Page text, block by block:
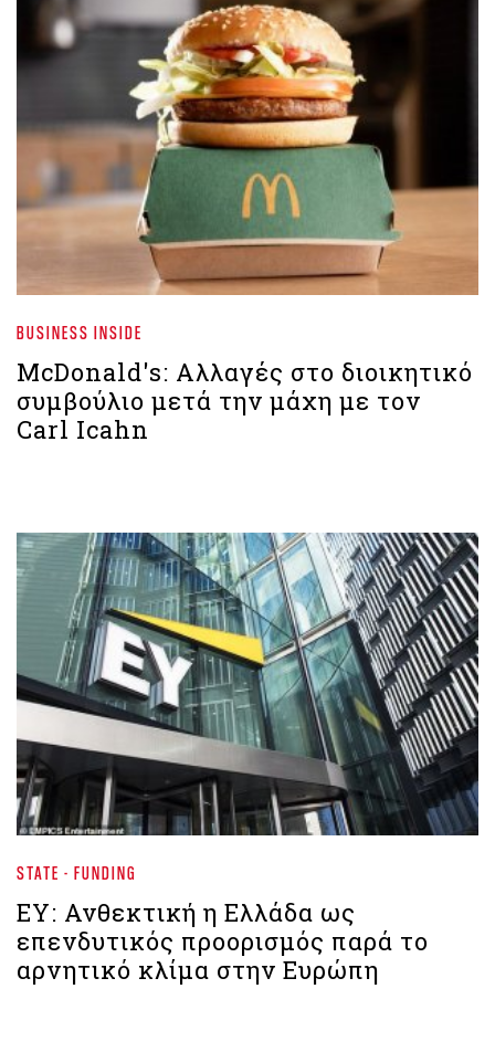
BUSINESS INSIDE
McDonald's: Αλλαγές στο διοικητικό
συμβούλιο μετά την μάχη με τον
Carl Icahn
STATE - FUNDING
ΕΥ: Ανθεκτική η Ελλάδα ως
επενδυτικός προορισμός παρά το
αρνητικό κλίμα στην Ευρώπη